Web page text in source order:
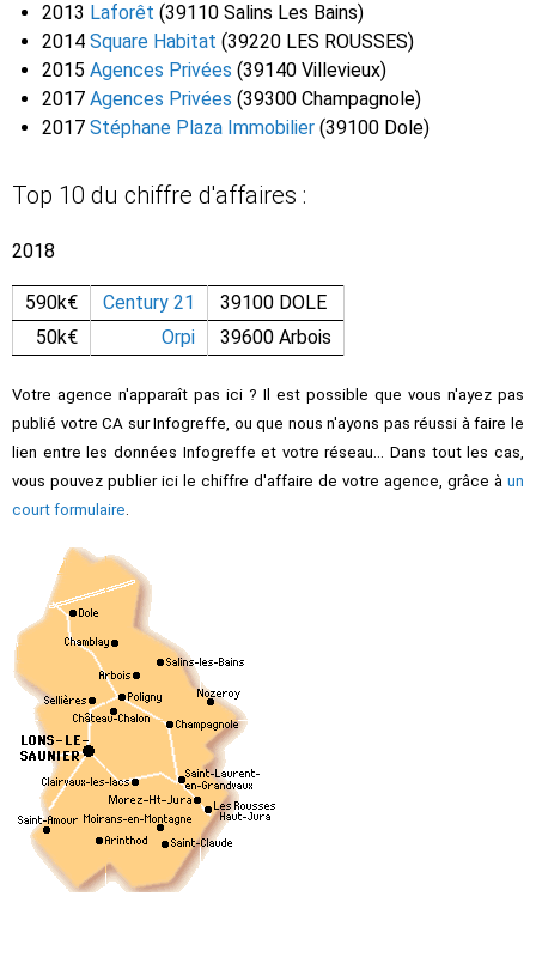
2013 Laforêt (39110 Salins Les Bains)
2014 Square Habitat (39220 LES ROUSSES)
2015 Agences Privées (39140 Villevieux)
2017 Agences Privées (39300 Champagnole)
2017 Stéphane Plaza Immobilier (39100 Dole)
Top 10 du chiffre d'affaires :
2018
590k€ Century 21
39100 DOLE
50k€
Orpi 39600 Arbois
Votre agence n'apparaît pas ici ? Il est possible que vous n'ayez pas
publié votre CA sur Infogreffe, ou que nous n'ayons pas réussi à faire le
lien entre les données Infogreffe et votre réseau... Dans tout les cas,
vous pouvez publier ici le chiffre d'affaire de votre agence, grâce à un
court formulaire.